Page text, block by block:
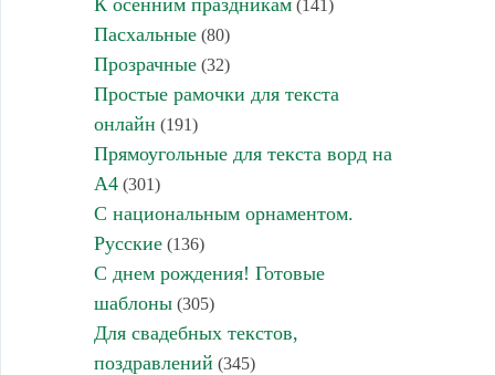
К осенним праздникам(141)
Пасхальные(80)
Прозрачные(32)
Простые рамочки для текста
онлайн (191)
Прямоугольные для текста ворд на
А4(301)
С национальным орнаментом.
Русские(136)
С днем рождения! Готовые
шаблоны(305)
Для свадебных текстов,
поздравлений (345)